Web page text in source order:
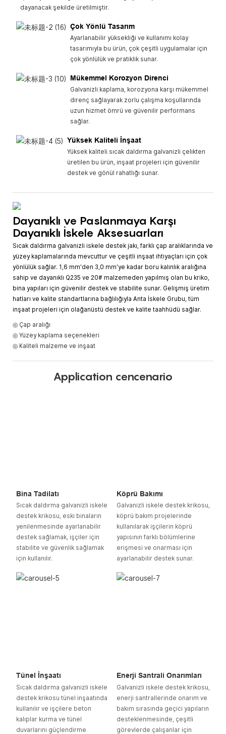
dayanacak şekilde üretilmiştir.
Çok Yönlü Tasarım
Ayarlanabilir yüksekliği ve kullanımı kolay
tasarımıyla bu ürün, çok çeşitli uygulamalar için
çok yönlülük ve pratiklik sunar.
Mükemmel Korozyon Direnci
Galvanizli kaplama, korozyona karşı mükemmel
direnç sağlayarak zorlu çalışma koşullarında
uzun hizmet ömrü ve güvenilir performans
sağlar.
Yüksek Kaliteli İnşaat
Yüksek kaliteli sıcak daldırma galvanizli çelikten
üretilen bu ürün, inşaat projeleri için güvenilir
destek ve gönül rahatlığı sunar.
Dayanıklı ve Paslanmaya Karşı
Dayanıklı İskele Aksesuarları
Sıcak daldırma galvanizli iskele destek jakı, farklı çap aralıklarında ve
yüzey kaplamalarında mevcuttur ve çeşitli inşaat ihtiyaçları için çok
yönlülük sağlar. 1,6 mm'den 3,0 mm'ye kadar boru kalınlık aralığına
sahip ve dayanıklı Q235 ve 20# malzemeden yapılmış olan bu kriko,
bina yapıları için güvenilir destek ve stabilite sunar. Gelişmiş üretim
hatları ve kalite standartlarına bağlılığıyla Anta İskele Grubu, tüm
inşaat projeleri için olağanüstü destek ve kalite taahhüdü sağlar.
◎ Çap aralığı
◎ Yüzey kaplama seçenekleri
◎ Kaliteli malzeme ve inşaat
Application cencenario
Bina Tadilatı
Sıcak daldırma galvanizli iskele
destek krikosu, eski binaların
yenilenmesinde ayarlanabilir
destek sağlamak, işçiler için
stabilite ve güvenlik sağlamak
için kullanılır.
Köprü Bakımı
Galvanizli iskele destek krikosu,
köprü bakım projelerinde
kullanılarak işçilerin köprü
yapısının farklı bölümlerine
erişmesi ve onarması için
ayarlanabilir destek sunar.
Tünel İnşaatı
Sıcak daldırma galvanizli iskele
destek krikosu tünel inşaatında
kullanılır ve işçilere beton
kalıplar kurma ve tünel
duvarlarını güçlendirme
Enerji Santrali Onarımları
Galvanizli iskele destek krikosu,
enerji santrallerinde onarım ve
bakım sırasında geçici yapıların
desteklenmesinde, çeşitli
görevlerde çalışanlar için